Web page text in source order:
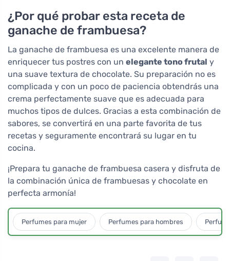
¿Por qué probar esta receta de
ganache de frambuesa?
La ganache de frambuesa es una excelente manera de
enriquecer tus postres con un elegante tono frutal y
una suave textura de chocolate. Su preparación no es
complicada y con un poco de paciencia obtendrás una
crema perfectamente suave que es adecuada para
muchos tipos de dulces. Gracias a esta combinación de
sabores, se convertirá en una parte favorita de tus
recetas y seguramente encontrará su lugar en tu
cocina.
¡Prepara tu ganache de frambuesa casera y disfruta de
la combinación única de frambuesas y chocolate en
perfecta armonía!
Perfumes para mujer Perfumes para hombres